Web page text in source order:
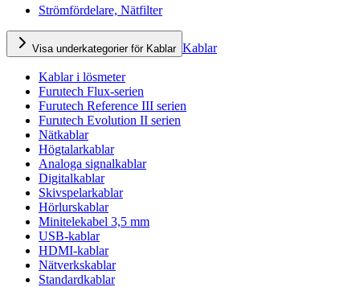
Strömfördelare, Nätfilter
Visa underkategorier för Kablar Kablar
Kablar i lösmeter
Furutech Flux-serien
Furutech Reference III serien
Furutech Evolution II serien
Nätkablar
Högtalarkablar
Analoga signalkablar
Digitalkablar
Skivspelarkablar
Hörlurskablar
Minitelekabel 3,5 mm
USB-kablar
HDMI-kablar
Nätverkskablar
Standardkablar